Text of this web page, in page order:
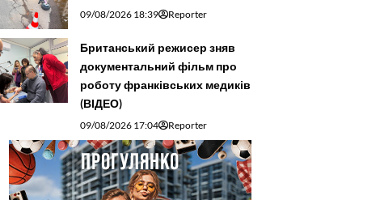
09/08/2026 18:39 Reporter
Британський режисер зняв
документальний фільм про
роботу франківських медиків
(ВІДЕО)
09/08/2026 17:04 Reporter